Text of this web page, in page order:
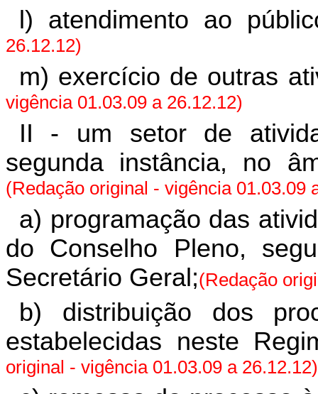
l) atendimento ao
26.12.12)
m) exercício de outras
vigência 01.03.09 a 26.12.12)
II - um setor de
segunda instância, no
(Redação original - vigência 01.03.09
a) programação das
do Conselho Pleno,
Secretário Geral;(Redação
b) distribuição dos
estabelecidas neste
original - vigência 01.03.09 a 26.12.12)